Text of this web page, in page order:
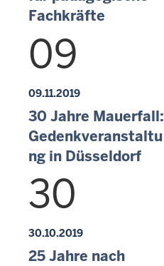
Fachkräfte
09
09.11.2019
30 Jahre Mauerfall:
Gedenkveranstaltu
ng in Düsseldorf
30
30.10.2019
25 Jahre nach